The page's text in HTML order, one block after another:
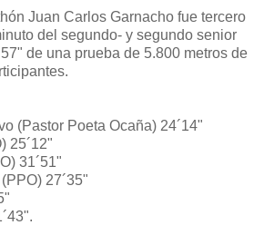
Juan Carlos Garnacho fue tercero
del segundo- y segundo senior
de una prueba de 5.800 metros de
(Pastor Poeta Ocaña) 24´14"
25´12"
31´51"
27´35"